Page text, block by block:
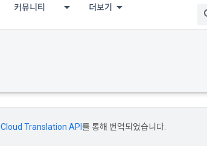
커뮤니티 더보기
Cloud Translation API 를 통해 번역되었습니다.